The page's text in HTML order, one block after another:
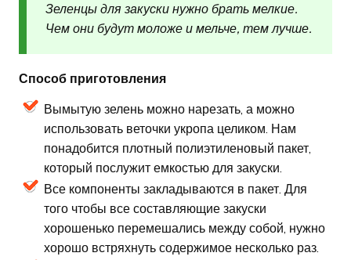
Зеленцы для закуски нужно брать мелкие.
Чем они будут моложе и мельче, тем лучше.
Способ приготовления
Вымытую зелень можно нарезать, а можно
использовать веточки укропа целиком. Нам
понадобится плотный полиэтиленовый пакет,
который послужит емкостью для закуски.
Все компоненты закладываются в пакет. Для
того чтобы все составляющие закуски
хорошенько перемешались между собой, нужно
хорошо встряхнуть содержимое несколько раз.